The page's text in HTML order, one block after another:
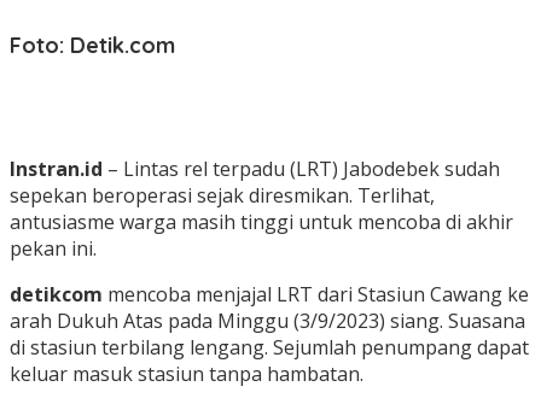
Foto: Detik.com
Instran.id – Lintas rel terpadu (LRT) Jabodebek sudah
sepekan beroperasi sejak diresmikan. Terlihat,
antusiasme warga masih tinggi untuk mencoba di akhir
pekan ini.
detikcom mencoba menjajal LRT dari Stasiun Cawang ke
arah Dukuh Atas pada Minggu (3/9/2023) siang. Suasana
di stasiun terbilang lengang. Sejumlah penumpang dapat
keluar masuk stasiun tanpa hambatan.